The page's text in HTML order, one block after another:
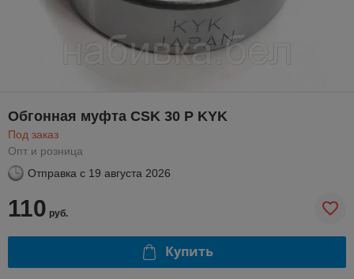
Обгонная муфта CSK 30 P KYK
Под заказ
Опт и розница
Отправка с 19 августа 2026
110 руб.
Купить